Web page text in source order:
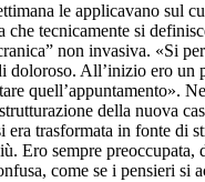
le applicavano sul
che tecnicamente si
non invasiva. «Si
doloroso. All’inizio ero un
quell’appuntamento».
della nuova
era trasformata in fonte di
Ero sempre preoccupata,
come se i pensieri si